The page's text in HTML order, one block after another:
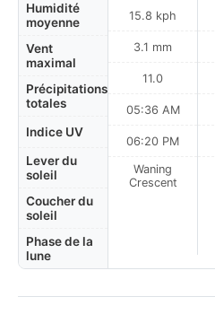
Humidité
moyenne
Vent
maximal
Précipitations
totales
Indice UV
Lever du
soleil
Coucher du
soleil
Phase de la
lune
15.8 kph
3.1 mm
11.0
05:36 AM
06:20 PM
Waning
Crescent